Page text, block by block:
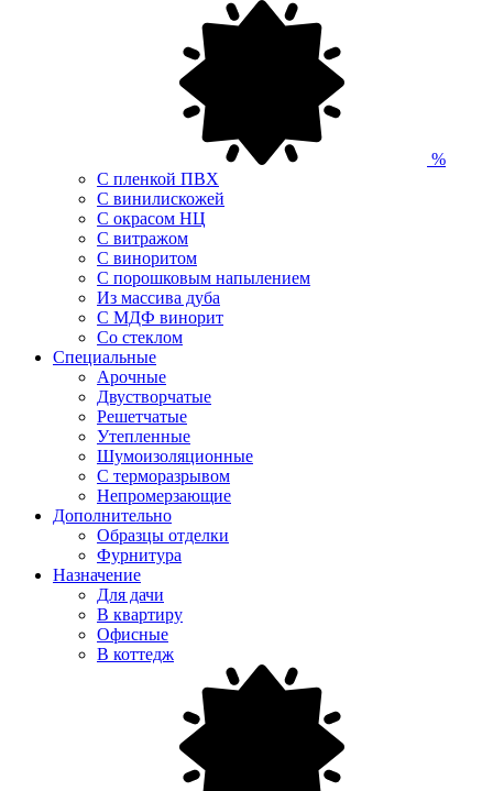
%
С пленкой ПВХ
С винилискожей
С окрасом НЦ
С витражом
С виноритом
С порошковым напылением
Из массива дуба
С МДФ винорит
Со стеклом
Специальные
Арочные
Двустворчатые
Решетчатые
Утепленные
Шумоизоляционные
С терморазрывом
Непромерзающие
Дополнительно
Образцы отделки
Фурнитура
Назначение
Для дачи
В квартиру
Офисные
В коттедж